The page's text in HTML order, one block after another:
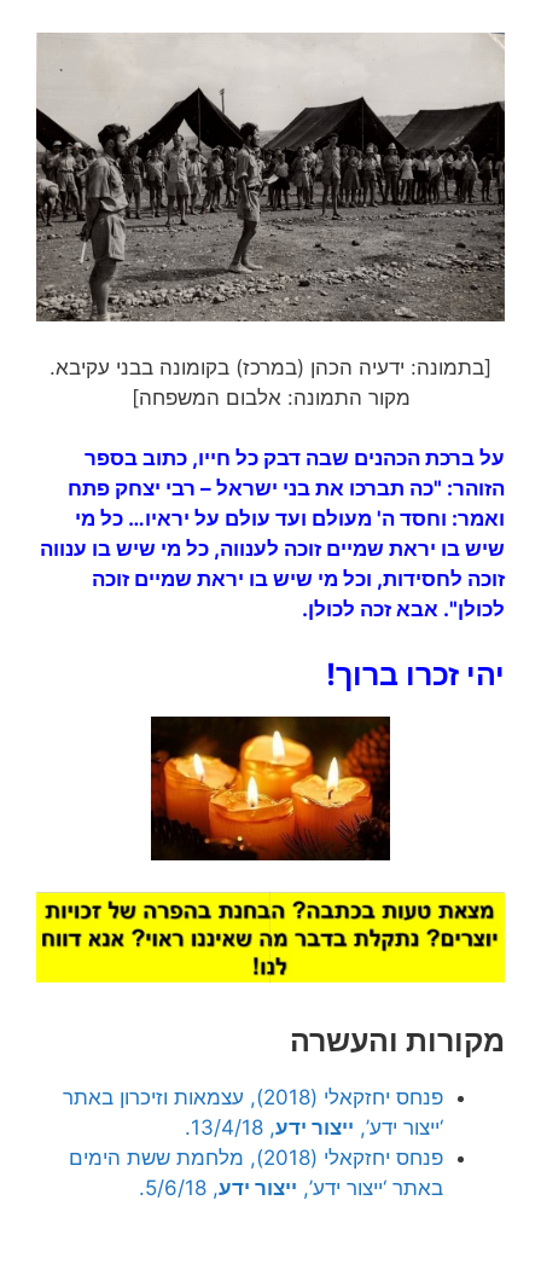
[בתמונה: ידעיה הכהן (במרכז) בקומונה בבני עקיבא.
מקור התמונה: אלבום המשפחה]
על ברכת הכהנים שבה דבק כל חייו, כתוב בספר
הזוהר: "כה תברכו את בני ישראל – רבי יצחק פתח
ואמר: וחסד ה' מעולם ועד עולם על יראיו… כל מי
שיש בו יראת שמיים זוכה לענווה, כל מי שיש בו ענווה
זוכה לחסידות, וכל מי שיש בו יראת שמיים זוכה
לכולן". אבא זכה לכולן.
יהי זכרו ברוך!
מקורות והעשרה
פנחס יחזקאלי (2018), עצמאות וזיכרון באתר
‘ייצור ידע’, ייצור ידע, 13/4/18.
פנחס יחזקאלי (2018), מלחמת ששת הימים
באתר ‘ייצור ידע’, ייצור ידע, 5/6/18.